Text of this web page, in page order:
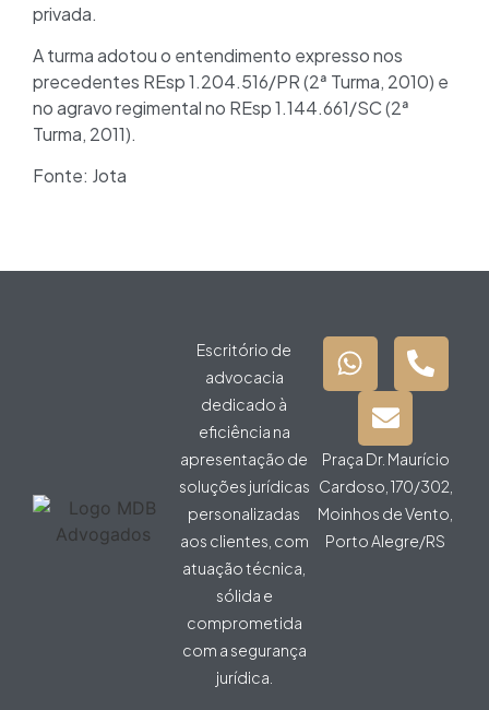
privada.
A turma adotou o entendimento expresso nos
precedentes REsp 1.204.516/PR (2ª Turma, 2010) e
no agravo regimental no REsp 1.144.661/SC (2ª
Turma, 2011).
Fonte: Jota
Escritório de
advocacia
dedicado à
eficiência na
apresentação de
soluções jurídicas
personalizadas
aos clientes, com
atuação técnica,
sólida e
comprometida
com a segurança
jurídica.
Praça Dr. Maurício
Cardoso, 170/302,
Moinhos de Vento,
Porto Alegre/RS